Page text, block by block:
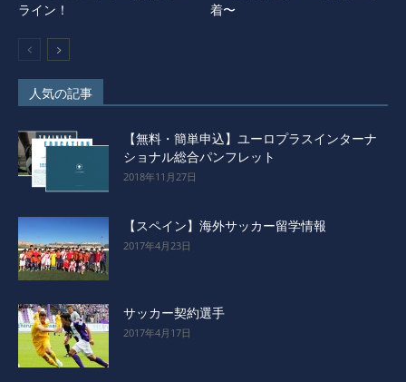
ライン！
着〜
人気の記事
【無料・簡単申込】ユーロプラスインターナ
ショナル総合パンフレット
2018年11月27日
【スペイン】海外サッカー留学情報
2017年4月23日
サッカー契約選手
2017年4月17日